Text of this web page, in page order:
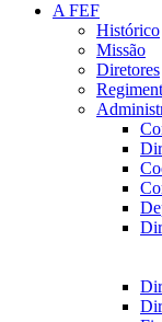
A FEF
Histórico
Missão
Diretores